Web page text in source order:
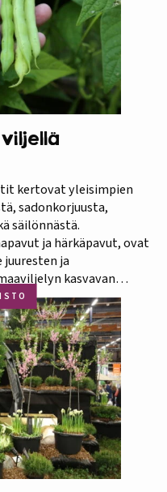
kertovat yleisimpien
sadonkorjuusta,
säilönnästä.
ja härkäpavut, ovat
juuresten ja
kasvavan
osuutta
Puutarhasta proteiinia -
jotka
määrää
viljellä monia